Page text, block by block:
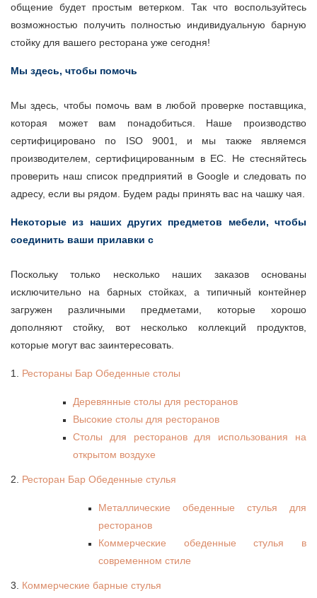
общение будет простым ветерком. Так что воспользуйтесь
возможностью получить полностью индивидуальную барную
стойку для вашего ресторана уже сегодня!
Мы здесь, чтобы помочь
Мы здесь, чтобы помочь вам в любой проверке поставщика,
которая может вам понадобиться. Наше производство
сертифицировано по ISO 9001, и мы также являемся
производителем, сертифицированным в ЕС. Не стесняйтесь
проверить наш список предприятий в Google и следовать по
адресу, если вы рядом. Будем рады принять вас на чашку чая.
Некоторые из наших других предметов мебели, чтобы
соединить ваши прилавки с
Поскольку только несколько наших заказов основаны
исключительно на барных стойках, а типичный контейнер
загружен различными предметами, которые хорошо
дополняют стойку, вот несколько коллекций продуктов,
которые могут вас заинтересовать.
1. Рестораны Бар Обеденные столы
Деревянные столы для ресторанов
Высокие столы для ресторанов
Столы для ресторанов для использования на
открытом воздухе
2. Ресторан Бар Обеденные стулья
Металлические обеденные стулья для
ресторанов
Коммерческие обеденные стулья в
современном стиле
3. Коммерческие барные стулья